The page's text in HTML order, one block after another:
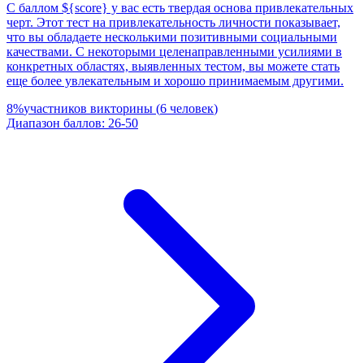
С баллом ${score} у вас есть твердая основа привлекательных
черт. Этот тест на привлекательность личности показывает,
что вы обладаете несколькими позитивными социальными
качествами. С некоторыми целенаправленными усилиями в
конкретных областях, выявленных тестом, вы можете стать
еще более увлекательным и хорошо принимаемым другими.
8%участников викторины (6 человек)
Диапазон баллов: 26-50